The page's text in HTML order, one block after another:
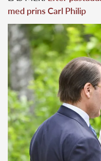
med prins Carl Philip